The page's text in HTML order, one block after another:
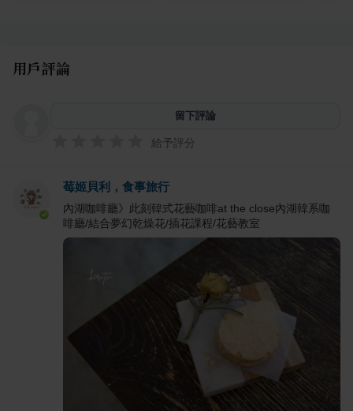
用戶評論
留下評論
給予評分
莓姬貝利，食事旅行
內湖咖啡廳》此刻韓式花藝咖啡at the close內湖韓系咖
啡廳/結合夢幻乾燥花/插花課程/花藝教室